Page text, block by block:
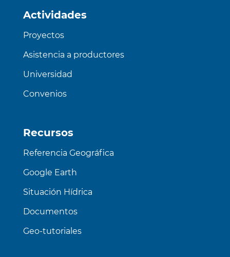
Actividades
Proyectos
Asistencia a productores
Universidad
Convenios
Recursos
Referencia Geográfica
Google Earth
Situación Hídrica
Documentos
Geo-tutoriales